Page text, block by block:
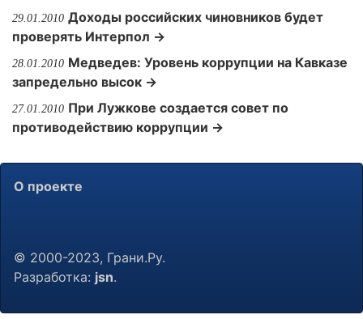
29.01.2010 Доходы российских чиновников будет
проверять Интерпол →
28.01.2010 Медведев: Уровень коррупции на Кавказе
запредельно высок →
27.01.2010 При Лужкове создается совет по
противодействию коррупции →
О проекте
© 2000-2023, Грани.Ру.
Разработка: jsn.